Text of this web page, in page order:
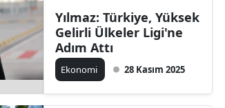
Yılmaz: Türkiye, Yüksek
Gelirli Ülkeler Ligi'ne
Adım Attı
Ekonomi 28 Kasım 2025